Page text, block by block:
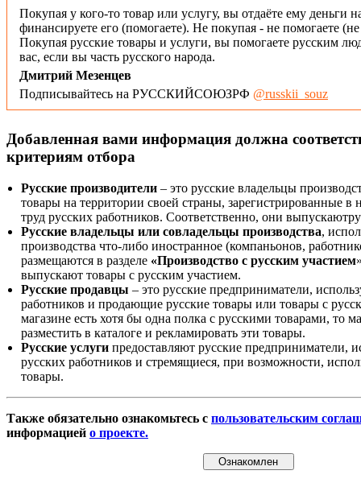
Покупая у кого-то товар или услугу, вы отдаёте ему деньги
финансируете его (помогаете). Не покупая - не помогаете
Покупая русские товары и услуги, вы помогаете русским
вас, если вы часть русского народа.
Дмитрий Мезенцев
Подписывайтесь на РУССКИЙСОЮЗРФ @russkii_souz
Добавленная вами информация должна
критериям отбора
Русские производители – это русские владельцы
товары на территории своей страны, зарегистрированные
труд русских работников. Соответственно, они
Русские владельцы или совладельцы производства,
производства что-либо иностранное (компаньонов,
размещаются в разделе «Производство с русским участием
выпускают товары с русским участием.
Русские продавцы – это русские предприниматели,
работников и продающие русские товары или товары с
магазине есть хотя бы одна полка с русскими товарами, то
разместить в каталоге и рекламировать эти товары.
Русские услуги предоставляют русские предприниматели,
русских работников и стремящиеся, при возможности,
товары.
Также обязательно ознакомьтесь с пользовательским
информацией о проекте.
Ознакомлен